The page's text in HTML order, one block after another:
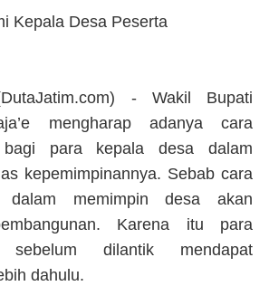
Kepala Desa Peserta
- Wakil Bupati
mengharap adanya cara
para kepala desa dalam
kepemimpinannya. Sebab cara
dalam memimpin desa akan
Karena itu para
dilantik mendapat
dahulu.